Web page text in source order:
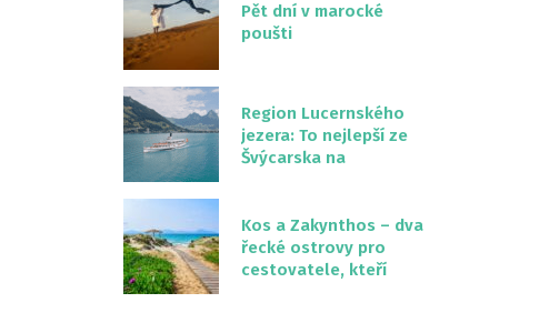
Pět dní v marocké
poušti
Region Lucernského
jezera: To nejlepší ze
Švýcarska na
Kos a Zakynthos – dva
řecké ostrovy pro
cestovatele, kteří